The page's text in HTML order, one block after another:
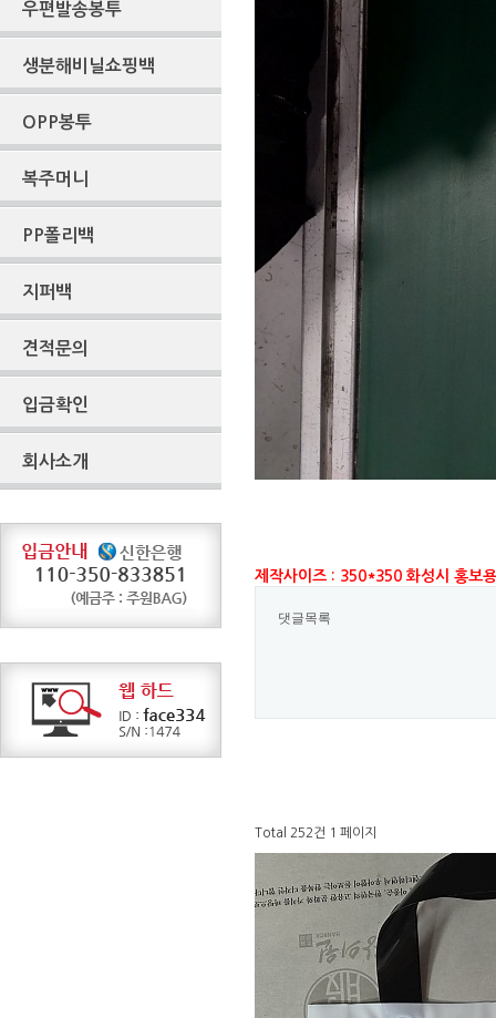
우편발송봉투
생분해비닐쇼핑백
OPP봉투
복주머니
PP폴리백
지퍼백
견적문의
입금확인
회사소개
제작사이즈 : 350*350 화성시 홍보용
댓글목록
Total 252건 1 페이지